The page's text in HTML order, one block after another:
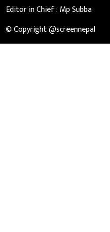
Editor in Chief : Mp Subba
© Copyright @screennepal